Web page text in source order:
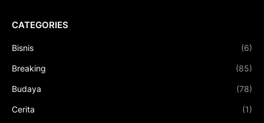
CATEGORIES
Bisnis (6)
Breaking (85)
Budaya (78)
Cerita (1)